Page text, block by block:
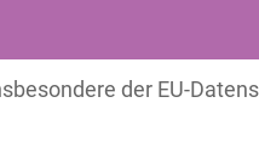
der EU-